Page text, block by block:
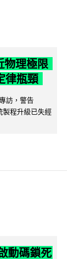
物理極限
律瓶頸
訪，警告
製程升級已失經
動碼鎖死